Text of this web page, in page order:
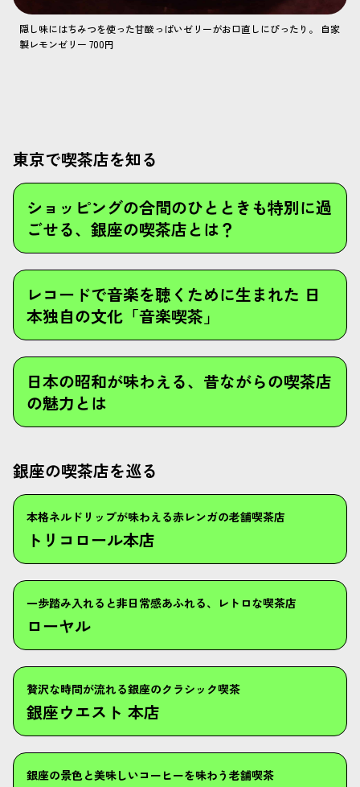
隠し味にはちみつを使った甘酸っぱいゼリーがお口直しにぴったり。 自家
製レモンゼリー 700円
東京で喫茶店を知る
ショッピングの合間のひとときも特別に過
ごせる、銀座の喫茶店とは？
レコードで音楽を聴くために生まれた 日
本独自の文化「音楽喫茶」
日本の昭和が味わえる、昔ながらの喫茶店
の魅力とは
銀座の喫茶店を巡る
本格ネルドリップが味わえる赤レンガの老舗喫茶店
トリコロール本店
一歩踏み入れると非日常感あふれる、レトロな喫茶店
ローヤル
贅沢な時間が流れる銀座のクラシック喫茶
銀座ウエスト 本店
銀座の景色と美味しいコーヒーを味わう老舗喫茶